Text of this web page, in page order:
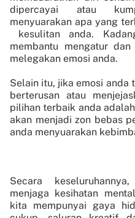
dipercayai atau
menyuarakan apa yang
kesulitan anda.
membantu mengatur
melegakan emosi anda.
Selain itu, jika emosi anda
berterusan atau
pilihan terbaik anda
akan menjadi zon bebas
anda menyuarakan
Secara
menjaga kesihatan
kita mempunyai gaya